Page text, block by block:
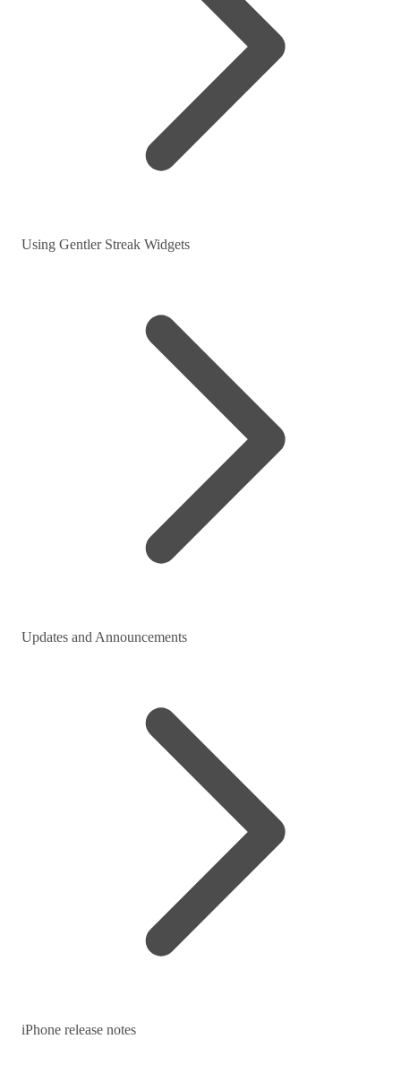
Using Gentler Streak Widgets
Updates and Announcements
iPhone release notes